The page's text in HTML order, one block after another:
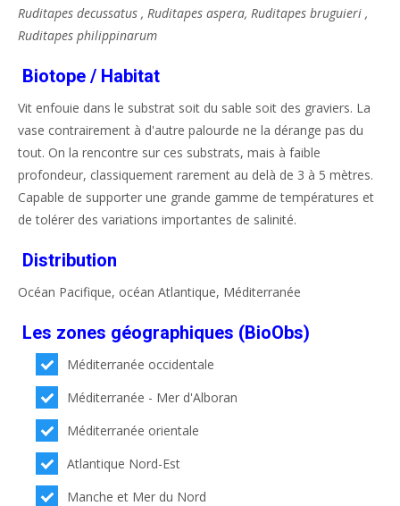
Ruditapes decussatus , Ruditapes aspera, Ruditapes bruguieri ,
Ruditapes philippinarum
Biotope / Habitat
Vit enfouie dans le substrat soit du sable soit des graviers. La
vase contrairement à d'autre palourde ne la dérange pas du
tout. On la rencontre sur ces substrats, mais à faible
profondeur, classiquement rarement au delà de 3 à 5 mètres.
Capable de supporter une grande gamme de températures et
de tolérer des variations importantes de salinité.
Distribution
Océan Pacifique, océan Atlantique, Méditerranée
Les zones géographiques (BioObs)
Méditerranée occidentale
Méditerranée - Mer d'Alboran
Méditerranée orientale
Atlantique Nord-Est
Manche et Mer du Nord